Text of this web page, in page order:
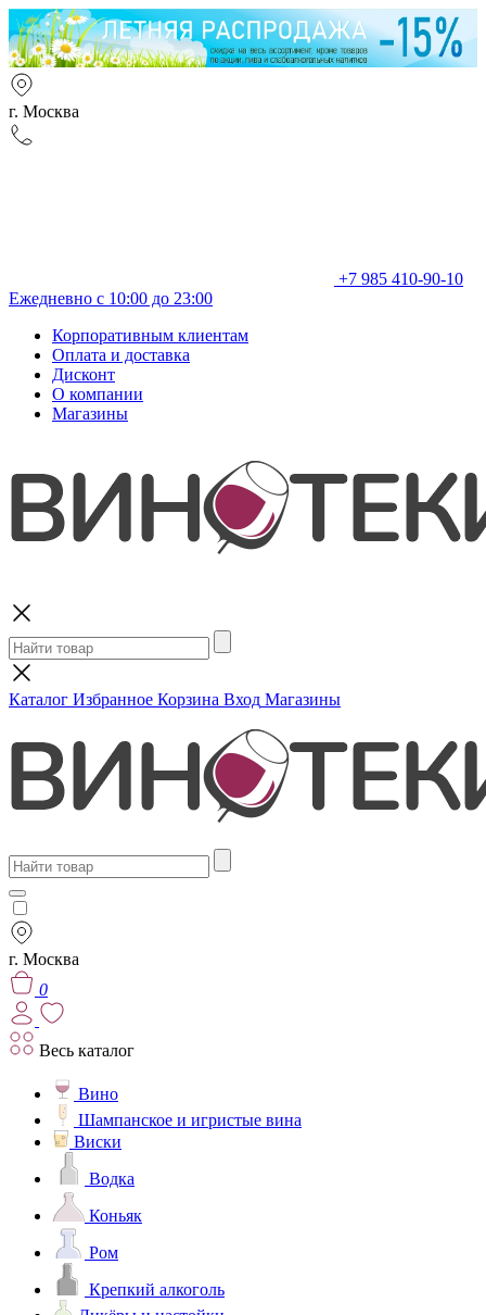
г. Москва
+7 985 410-90-10
Ежедневно с 10:00 до 23:00
Корпоративным клиентам
Оплата и доставка
Дисконт
О компании
Магазины
Каталог Избранное Корзина Вход Магазины
г. Москва
0
Весь каталог
Вино
Шампанское и игристые вина
Виски
Водка
Коньяк
Ром
Крепкий алкоголь